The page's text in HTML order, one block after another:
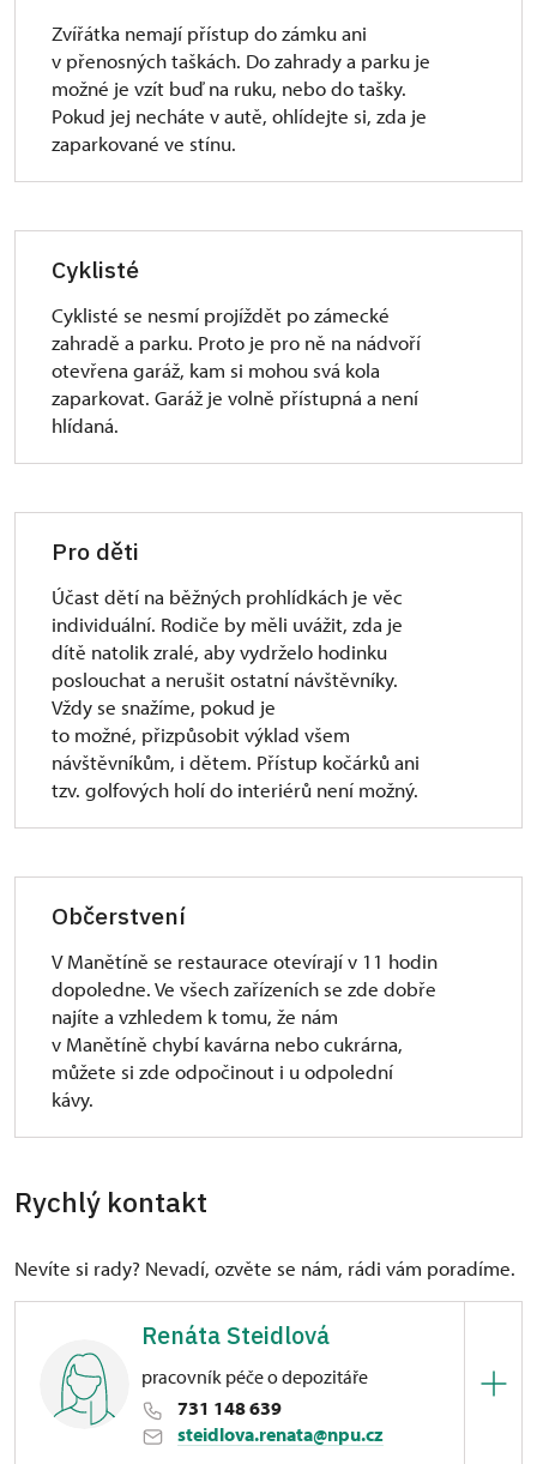
Zvířátka nemají přístup do zámku ani
v přenosných taškách. Do zahrady a parku je
možné je vzít buď na ruku, nebo do tašky.
Pokud jej necháte v autě, ohlídejte si, zda je
zaparkované ve stínu.
Cyklisté
Cyklisté se nesmí projíždět po zámecké
zahradě a parku. Proto je pro ně na nádvoří
otevřena garáž, kam si mohou svá kola
zaparkovat. Garáž je volně přístupná a není
hlídaná.
Pro děti
Účast dětí na běžných prohlídkách je věc
individuální. Rodiče by měli uvážit, zda je
dítě natolik zralé, aby vydrželo hodinku
poslouchat a nerušit ostatní návštěvníky.
Vždy se snažíme, pokud je
to možné, přizpůsobit výklad všem
návštěvníkům, i dětem. Přístup kočárků ani
tzv. golfových holí do interiérů není možný.
Občerstvení
V Manětíně se restaurace otevírají v 11 hodin
dopoledne. Ve všech zařízeních se zde dobře
najíte a vzhledem k tomu, že nám
v Manětíně chybí kavárna nebo cukrárna,
můžete si zde odpočinout i u odpolední
kávy.
Rychlý kontakt
Nevíte si rady? Nevadí, ozvěte se nám, rádi vám poradíme.
Renáta Steidlová
pracovník péče o depozitáře
731 148 639
steidlova.renata@npu.cz